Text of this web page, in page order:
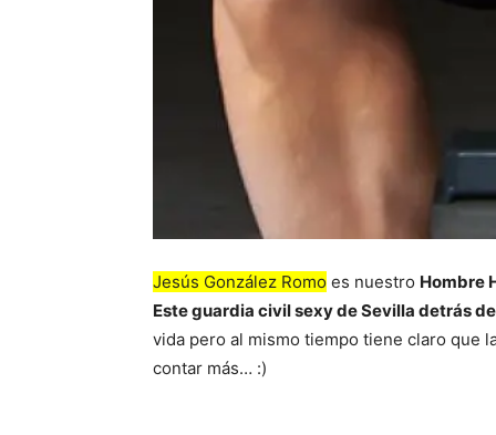
Jesús González Romo es nuestro Hombre
Este guardia civil sexy de Sevilla detrás
vida pero al mismo tiempo tiene claro que
contar más… :)